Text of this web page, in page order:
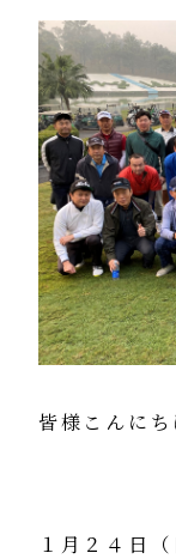
皆様こんにち
１月２４日